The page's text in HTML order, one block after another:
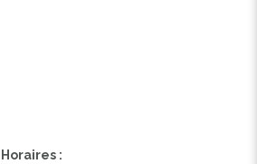
Horaires :